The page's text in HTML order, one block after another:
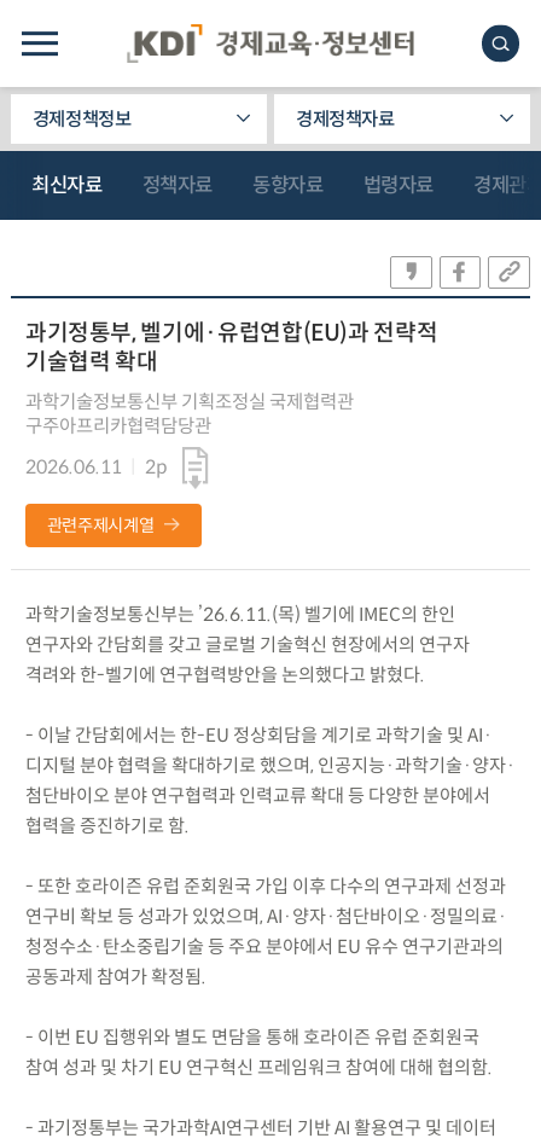
경제정책정보 경제정책자료
최신자료 정책자료 동향자료 법령자료 경제관
과기정통부, 벨기에·유럽연합(EU)과 전략적
기술협력 확대
과학기술정보통신부 기획조정실 국제협력관
구주아프리카협력담당관
2026.06.11
2p
관련주제시계열
과학기술정보통신부는 ’26.6.11.(목) 벨기에 IMEC의 한인
연구자와 간담회를 갖고 글로벌 기술혁신 현장에서의 연구자
격려와 한-벨기에 연구협력방안을 논의했다고 밝혔다.
- 이날 간담회에서는 한-EU 정상회담을 계기로 과학기술 및 AI·
디지털 분야 협력을 확대하기로 했으며, 인공지능·과학기술·양자·
첨단바이오 분야 연구협력과 인력교류 확대 등 다양한 분야에서
협력을 증진하기로 함.
- 또한 호라이즌 유럽 준회원국 가입 이후 다수의 연구과제 선정과
연구비 확보 등 성과가 있었으며, AI·양자·첨단바이오·정밀의료·
청정수소·탄소중립기술 등 주요 분야에서 EU 유수 연구기관과의
공동과제 참여가 확정됨.
- 이번 EU 집행위와 별도 면담을 통해 호라이즌 유럽 준회원국
참여 성과 및 차기 EU 연구혁신 프레임워크 참여에 대해 협의함.
- 과기정통부는 국가과학AI연구센터 기반 AI 활용연구 및 데이터